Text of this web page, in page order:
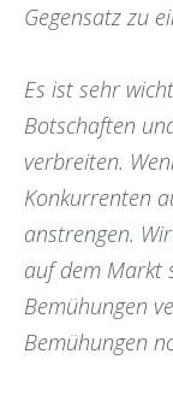
Gegensatz zu
Es ist sehr
Botschaften
verbreiten.
Konkurrenten
anstrengen.
auf dem Markt
Bemühungen
Bemühungen